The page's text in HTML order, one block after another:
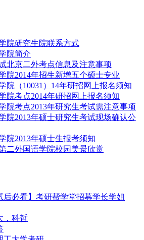
院研究生院联系方式
院简介
北京二外考点信息及注意事项
院2014年招生新增五个硕士专业
院（10031）14年研招网上报名须知
院考点2014年研招网上报名须知
院考点2013年研究生考试需注意事项
院2013年硕士研究生考试现场确认公
院2013年硕士生报考须知
二外国语学院校园美景欣赏
后必看】考研帮学堂招募学长学姐
，科哲